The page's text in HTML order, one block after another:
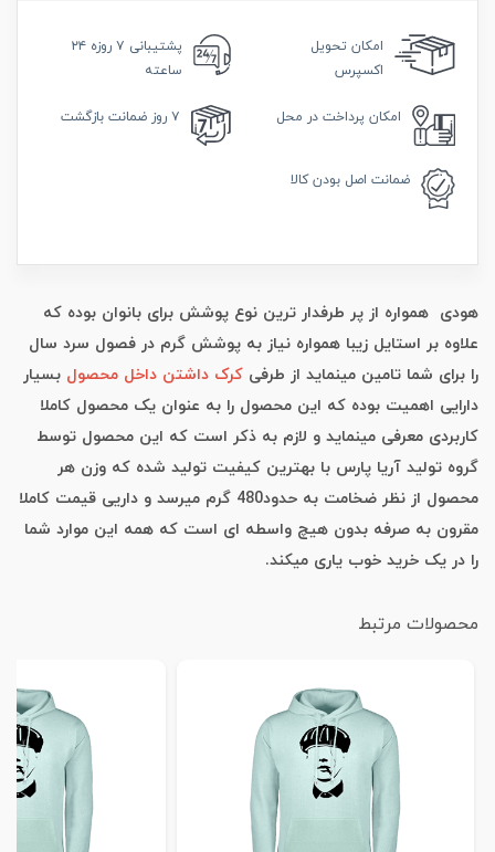
امکان تحویل
اکسپرس
پشتیبانی
۷ روزه ۲۴
ساعته
امکان پرداخت در محل ۷ روز ضمانت بازگشت
ضمانت اصل بودن کالا
هودی همواره از پر طرفدار ترین نوع پوشش برای بانوان بوده که
علاوه بر استایل زیبا همواره نیاز به پوشش گرم در فصول سرد سال
را برای شما تامین مینماید از طرفی کرک داشتن داخل محصول بسیار
دارایی اهمیت بوده که این محصول را به عنوان یک محصول کاملا
کاربردی معرفی مینماید و لازم به ذکر است که این محصول توسط
گروه تولید آریا پارس با بهترین کیفیت تولید شده که وزن هر
محصول از نظر ضخامت به حدود480 گرم میرسد و داریی قیمت کاملا
مقرون به صرفه بدون هیچ واسطه ای است که همه این موارد شما
را در یک خرید خوب یاری میکند.
محصولات مرتبط